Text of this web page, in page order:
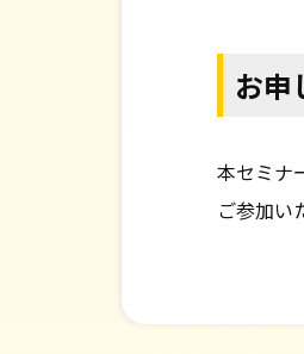
お申
本セミナ
ご参加い